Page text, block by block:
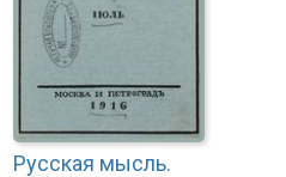
Русская мысль.